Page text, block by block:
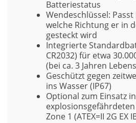
Batteriestatus
Wendeschlüssel:
welche Richtung er in
gesteckt wird
Integrierte
CR2032) für etwa
(bei ca. 3 Jahren
Geschützt gegen
ins Wasser (IP67)
Optional zum Einsatz in
Zone 1 (ATEX=II 2G EX